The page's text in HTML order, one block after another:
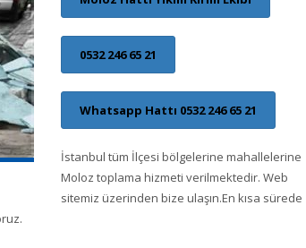
0532 246 65 21
Whatsapp Hattı 0532 246 65 21
İstanbul tüm İlçesi bölgelerine mahallelerine
Moloz toplama hizmeti verilmektedir. Web
sitemiz üzerinden bize ulaşın.En kısa sürede